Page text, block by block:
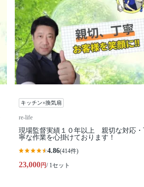
キッチン×換気扇
re-life
現場監督実績１０年以上 親切な対応・
寧な作業を心掛けております！
4.86(414件)
23,000円/ 1セット